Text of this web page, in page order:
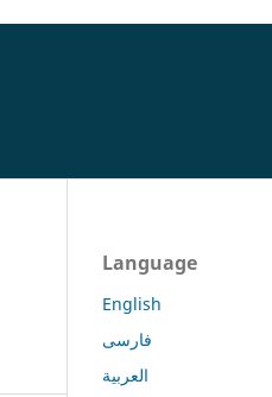
Language
English
فارسی
العربية